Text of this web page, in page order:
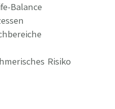
Balance
Risiko